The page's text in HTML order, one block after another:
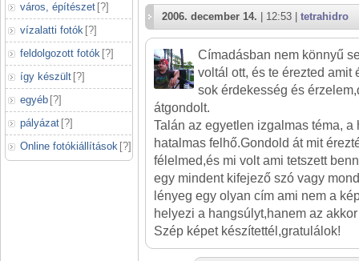
város, építészet [?]
vízalatti fotók [?]
feldolgozott fotók [?]
így készült [?]
egyéb [?]
pályázat [?]
Online fotókiállítások [?]
2006. december 14. | 12:53 | tetrahidro
Címadásban nem könnyű
voltál ott, és te érezted amit
sok érdekesség és
átgondolt.
Talán az egyetlen izgalmas téma, a
hatalmas felhő.Gondold át mit
félelmed,és mi volt ami tetszett
egy mindent kifejező szó vagy
lényeg egy olyan cím ami nem a
helyezi a hangsúlyt,hanem az
Szép képet készítettél,gratulálok!